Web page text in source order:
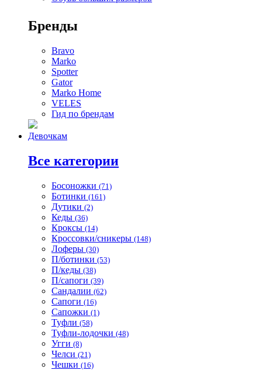
Бренды
Bravo
Marko
Spotter
Gator
Marko Home
VELES
Гид по брендам
Девочкам
Все категории
Босоножки (71)
Ботинки (161)
Дутики (2)
Кеды (36)
Кроксы (14)
Кроссовки/сникеры (148)
Лоферы (30)
П/ботинки (53)
П/кеды (38)
П/сапоги (39)
Сандалии (62)
Сапоги (16)
Сапожки (1)
Туфли (58)
Туфли-лодочки (48)
Угги (8)
Челси (21)
Чешки (16)